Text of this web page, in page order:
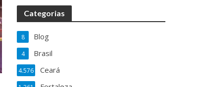
Categorias
Blog
8
Brasil
4
Ceará
4.576